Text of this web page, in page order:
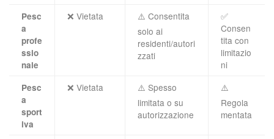
Pesc
a
profe
ssio
nale
❌ Vietata
⚠️ Consentita
solo ai
residenti/autori
zzati
✅
Consen
tita con
limitazio
ni
Pesc
a
sport
iva
❌ Vietata
⚠️ Spesso
limitata o su
autorizzazione
⚠️
Regola
mentata